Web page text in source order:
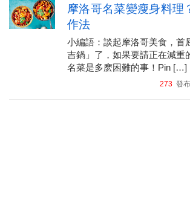
摩洛哥名菜變瘦身料理
作法
小編語：談起摩洛哥美食，首
吉鍋」了，如果要請正在減重
名菜是多麽困難的事！Pin […]
273發布